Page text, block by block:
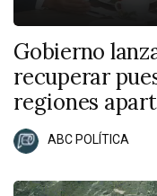
Gobierno
recuperar
regiones
ABC POLÍTICA